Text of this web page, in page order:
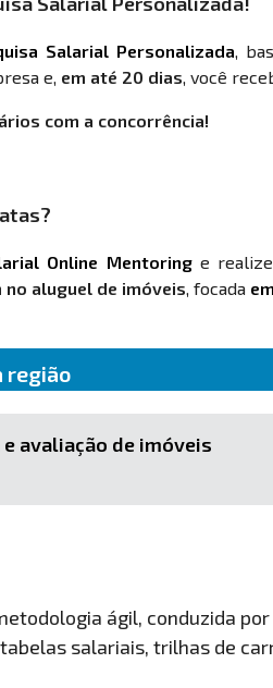
Salarial Personalizada,
e, em até 20 dias, você
com a concorrência!
Online Mentoringe realize
no aluguel de imóveis, focada
região
avaliação de imóveis
ágil, conduzida
salariais, trilhas de